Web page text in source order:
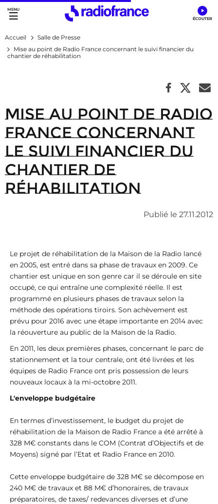
Accès direct :
Menu principal
Contenu
Accueil
Salle de Presse
Mise au point de Radio France concernant le suivi financier du
chantier de réhabilitation
Mise au point de Radio
France concernant
le suivi financier du
chantier de
réhabilitation
Publié le 27.11.2012
Le projet de réhabilitation de la Maison de la Radio lancé
en 2005, est entré dans sa phase de travaux en 2009. Ce
chantier est unique en son genre car il se déroule en site
occupé, ce qui entraîne une complexité réelle. Il est
programmé en plusieurs phases de travaux selon la
méthode des opérations tiroirs. Son achèvement est
prévu pour 2016 avec une étape importante en 2014 avec
la réouverture au public de la Maison de la Radio.
En 2011, les deux premières phases, concernant le parc de
stationnement et la tour centrale, ont été livrées et les
équipes de Radio France ont pris possession de leurs
nouveaux locaux à la mi-octobre 2011.
L'enveloppe budgétaire
En termes d’investissement, le budget du projet de
réhabilitation de la Maison de Radio France a été arrêté à
328 M€ constants dans le COM (Contrat d’Objectifs et de
Moyens) signé par l’Etat et Radio France en 2010.
Cette enveloppe budgétaire de 328 M€ se décompose en
240 M€ de travaux et 88 M€ d’honoraires, de travaux
préparatoires, de taxes/ redevances diverses et d’une